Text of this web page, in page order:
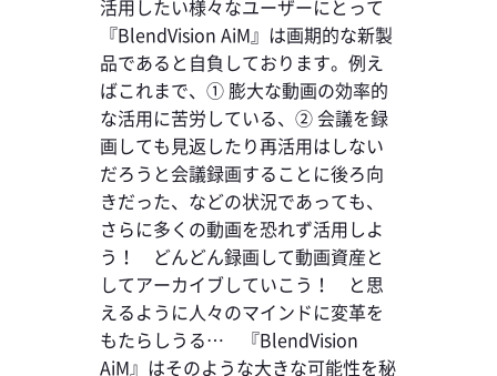
活用したい様々なユーザーにとって
『BlendVision AiM』は画期的な新製
品であると自負しております。例え
ばこれまで、① 膨大な動画の効率的
な活用に苦労している、② 会議を録
画しても見返したり再活用はしない
だろうと会議録画することに後ろ向
きだった、などの状況であっても、
さらに多くの動画を恐れず活用しよ
う！ どんどん録画して動画資産と
してアーカイブしていこう！ と思
えるように人々のマインドに変革を
もたらしうる… 『BlendVision
AiM』はそのような大きな可能性を秘